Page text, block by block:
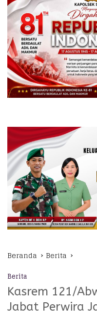
Beranda Berita
Berita
Kasrem 121/
Jabat Perwira